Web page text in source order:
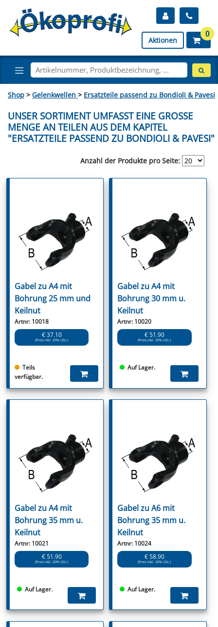
Aktionen
0
Shop > Gelenkwellen > Ersatzteile passend zu Bondioli & Pavesi
UNSER SORTIMENT UMFASST EINE GROSSE M
ENGE AN TEILEN AUS DEM KAPITEL "
ERSATZTEILE PASSEND ZU BONDIOLI & PAVESI"
Anzahl der Produkte pro Seite:
Gabel zu A4 mit
Bohrung 25 mm und
Keilnut
Artnr: 10018
€ 37.10
(Preis inkl. 20% USt.)
Teils
verfügbar.
Gabel zu A4 mit
Bohrung 30 mm u.
Keilnut
Artnr: 10020
€ 51.90
(Preis inkl. 20% USt.)
Auf Lager.
Gabel zu A4 mit
Bohrung 35 mm u.
Keilnut
Artnr: 10021
€ 51.90
(Preis inkl. 20% USt.)
Auf Lager.
Gabel zu A6 mit
Bohrung 35 mm u.
Keilnut
Artnr: 10024
€ 58.90
(Preis inkl. 20% USt.)
Auf Lager.